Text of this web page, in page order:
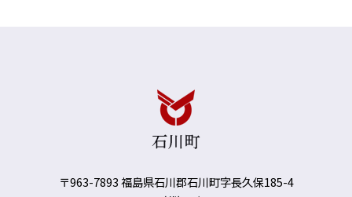
〒963-7893 福島県石川郡石川町字長久保185-4